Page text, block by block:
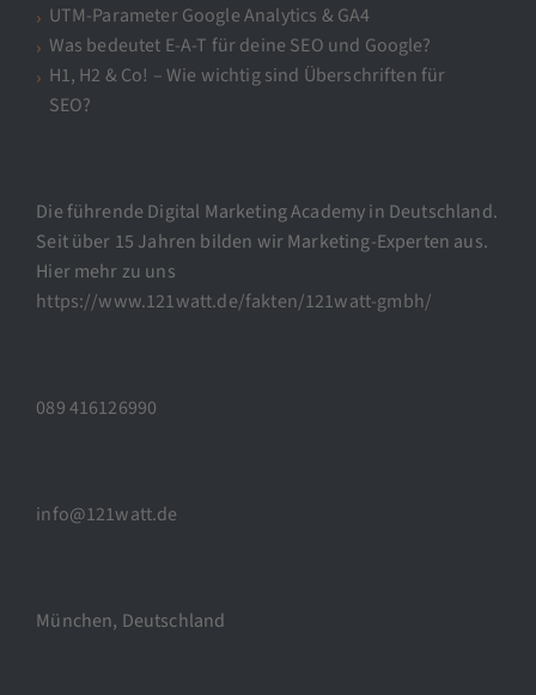
UTM-Parameter Google Analytics & GA4
Was bedeutet E-A-T für deine SEO und Google?
H1, H2 & Co! – Wie wichtig sind Überschriften für
SEO?
Die führende Digital Marketing Academy in Deutschland.
Seit über 15 Jahren bilden wir Marketing-Experten aus.
Hier mehr zu uns
https://www.121watt.de/fakten/121watt-gmbh/
089 416126990
info@121watt.de
München, Deutschland